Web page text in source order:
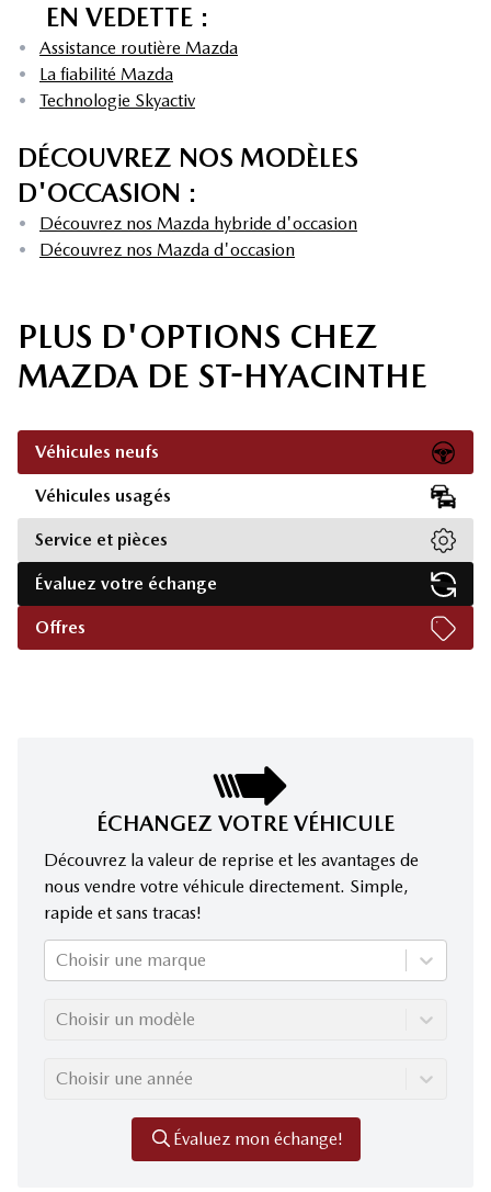
EN VEDETTE :
•
Assistance routière Mazda
•
La fiabilité Mazda
•
Technologie Skyactiv
DÉCOUVREZ NOS MODÈLES
D'OCCASION :
•
Découvrez nos Mazda hybride d'occasion
•
Découvrez nos Mazda d'occasion
PLUS D'OPTIONS CHEZ
MAZDA DE ST-HYACINTHE
Véhicules neufs
Véhicules usagés
Service et pièces
Évaluez votre échange
Offres
ÉCHANGEZ VOTRE VÉHICULE
Découvrez la valeur de reprise et les avantages de
nous vendre votre véhicule directement. Simple,
rapide et sans tracas!
Choisir une marque
Choisir un modèle
Choisir une année
Évaluez mon échange!